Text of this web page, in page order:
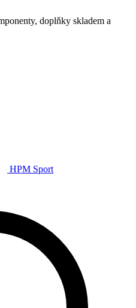
doplňky skladem a
HPM Sport